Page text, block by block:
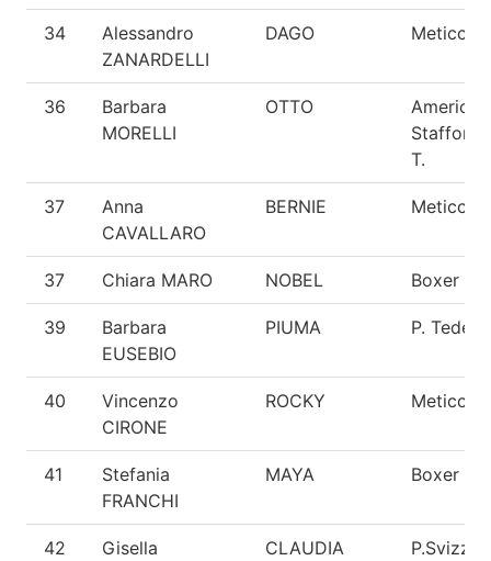
34
Alessandro
ZANARDELLI
DAGO Meticcio
36
Barbara
MORELLI
OTTO
American
T.
37
Anna
CAVALLARO
BERNIE Meticcio
37 Chiara MARO NOBEL Boxer
39
Barbara
EUSEBIO
PIUMA P.
40
Vincenzo
CIRONE
ROCKY Meticcio
41
Stefania
FRANCHI
MAYA Boxer
42
Gisella
CLAUDIA